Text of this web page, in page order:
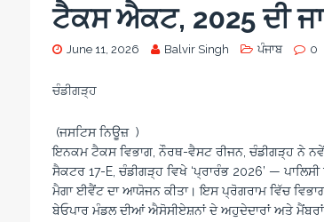
ਟੈਕਸ ਐਕਟ, 2025 ਦੀ
June 11, 2026 Balvir Singh ਪੰਜਾਬ 0
ਚੰਡੀਗੜ੍ਹ
(ਜਸਟਿਸ ਨਿਊਜ਼ )
ਇਨਕਮ ਟੈਕਸ ਵਿਭਾਗ, ਨੌਰਥ-ਵੈਸਟ ਰੀਜਨ, ਚੰਡੀਗੜ੍ਹ ਨੇ
ਸੈਕਟਰ 17-E, ਚੰਡੀਗੜ੍ਹ ਵਿਖੇ ‘ਪ੍ਰਾਰੰਭ 2026’ —
ਮੈਗਾ ਈਵੈਂਟ ਦਾ ਆਯੋਜਨ ਕੀਤਾ। ਇਸ ਪ੍ਰੋਗਰਾਮ ਵਿੱਚ
ਬੇਓਪਾਰ ਮੰਡਲ ਦੀਆਂ ਐਸੋਸੀਏਸ਼ਨਾਂ ਦੇ ਅਹੁਦੇਦਾਰਾਂ ਅਤੇ